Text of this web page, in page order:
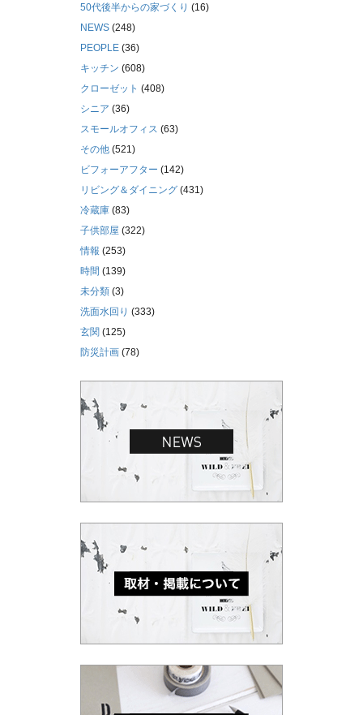
50代後半からの家づくり (16)
NEWS (248)
PEOPLE (36)
キッチン (608)
クローゼット (408)
シニア (36)
スモールオフィス (63)
その他 (521)
ビフォーアフター (142)
リビング＆ダイニング (431)
冷蔵庫 (83)
子供部屋 (322)
情報 (253)
時間 (139)
未分類 (3)
洗面水回り (333)
玄関 (125)
防災計画 (78)